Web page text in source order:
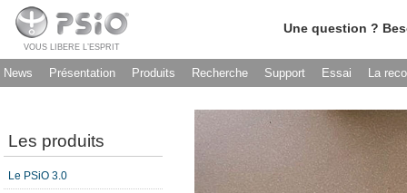
VOUS LIBERE L’ESPRIT
Une question ?
News Présentation Produits Recherche Support Essai La
Les produits
Le PSiO 3.0